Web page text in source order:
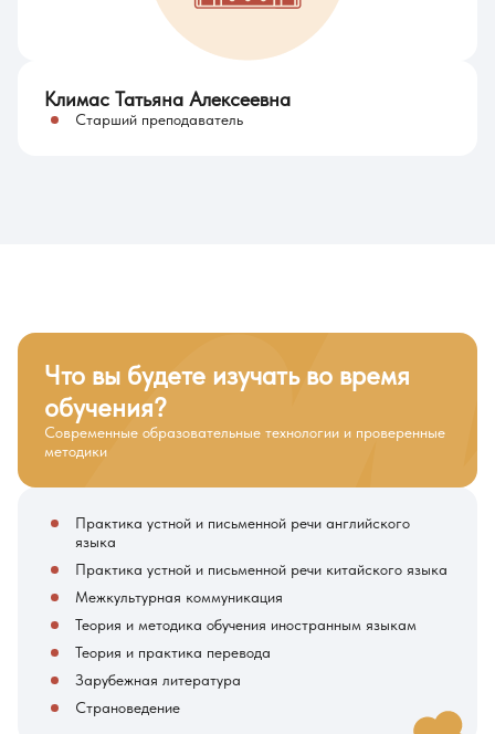
Климас Татьяна Алексеевна
Старший преподаватель
Что вы будете изучать во время
обучения?
Современные образовательные технологии и проверенные
методики
Практика устной и письменной речи английского
языка
Практика устной и письменной речи китайского языка
Межкультурная коммуникация
Теория и методика обучения иностранным языкам
Теория и практика перевода
Зарубежная литература
Страноведение